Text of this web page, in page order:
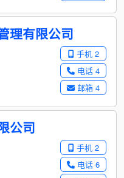
理有限公司
手机 2
电话 4
邮箱 4
公司
手机 2
电话 6